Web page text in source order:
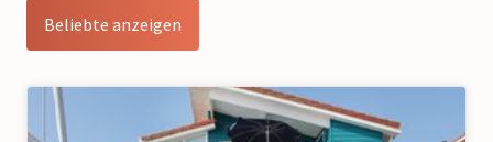
Beliebte anzeigen